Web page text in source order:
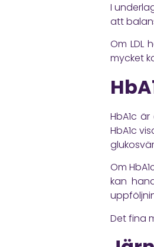
I
att
Om
mycket
HbA1c
HbA1c
Om
kan
Det fina